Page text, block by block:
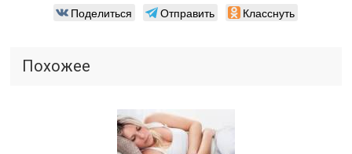
Поделиться Отправить Класснуть
Похожее